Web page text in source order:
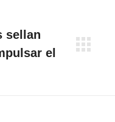
sellan
el